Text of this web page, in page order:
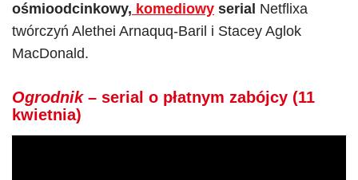
ośmioodcinkowy, komediowy serial Netflixa
twórczyń Alethei Arnaquq-Baril i Stacey Aglok
MacDonald.
Ogrodnik– serial o płatnym zabójcy (11
kwietnia)